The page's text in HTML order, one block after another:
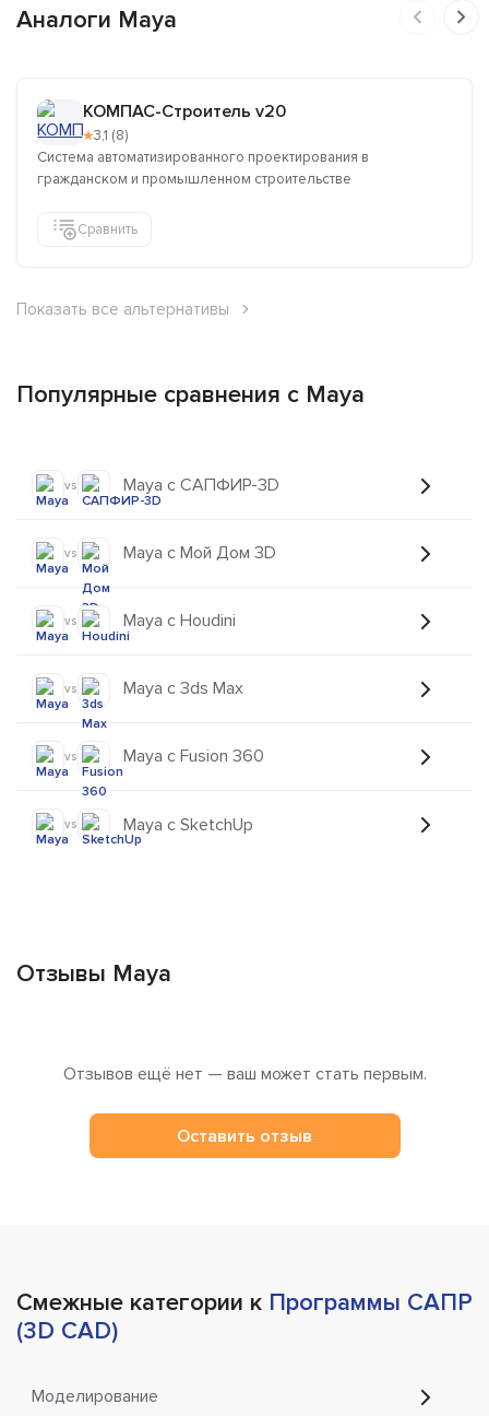
Аналоги Maya
КОМПАС-Строитель v20
★3,1 (8)
Система автоматизированного проектирования в
гражданском и промышленном строительстве
Сравнить
Показать все альтернативы
Популярные сравнения с Maya
vs Maya с САПФИР-3D
vs Maya с Мой Дом 3D
vs Maya с Houdini
vs Maya с 3ds Max
vs Maya с Fusion 360
vs Maya с SketchUp
Отзывы Maya
Отзывов ещё нет — ваш может стать первым.
Оставить отзыв
Смежные категории к Программы САПР
(3D CAD)
Моделирование